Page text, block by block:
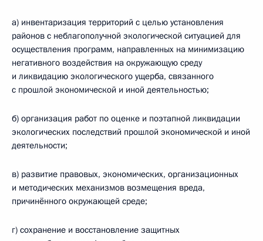
а) инвентаризация территорий с целью установления
районов с неблагополучной экологической ситуацией для
осуществления программ, направленных на минимизацию
негативного воздействия на окружающую среду
и ликвидацию экологического ущерба, связанного
с прошлой экономической и иной деятельностью;
б) организация работ по оценке и поэтапной ликвидации
экологических последствий прошлой экономической и иной
деятельности;
в) развитие правовых, экономических, организационных
и методических механизмов возмещения вреда,
причинённого окружающей среде;
г) сохранение и восстановление защитных